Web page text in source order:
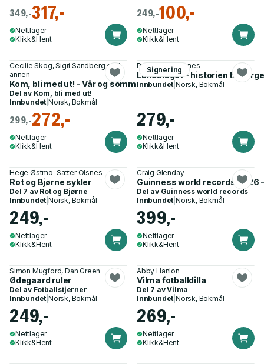
349,-317,-
Nettlager
Klikk&Hent
249,-100,-
Nettlager
Klikk&Hent
Cecilie Skog, Sigri Sandberg og 1
annen
Kom, bli med ut! - Vår og sommer
Del av Kom, bli med ut!
Innbundet |Norsk, Bokmål
299,-272,-
Nettlager
Klikk&Hent
Signering
Per Asbjørn Risnes
Landslaget - historien til
Innbundet |Norsk, Bokmål
279,-
Nettlager
Klikk&Hent
Hege Østmo-Sæter Olsnes
Rot og Bjørne sykler
Del 7 av Rot og Bjørne
Innbundet |Norsk, Bokmål
249,-
Nettlager
Klikk&Hent
Craig Glenday
Guinness world records 2026
Del av Guinness world records
Innbundet |Norsk, Bokmål
399,-
Nettlager
Klikk&Hent
Simon Mugford, Dan Green
Ødegaard ruler
Del av Fotballstjerner
Innbundet |Norsk, Bokmål
249,-
Nettlager
Klikk&Hent
Abby Hanlon
Vilma fotballdilla
Del 7 avVilma
Innbundet |Norsk, Bokmål
269,-
Nettlager
Klikk&Hent